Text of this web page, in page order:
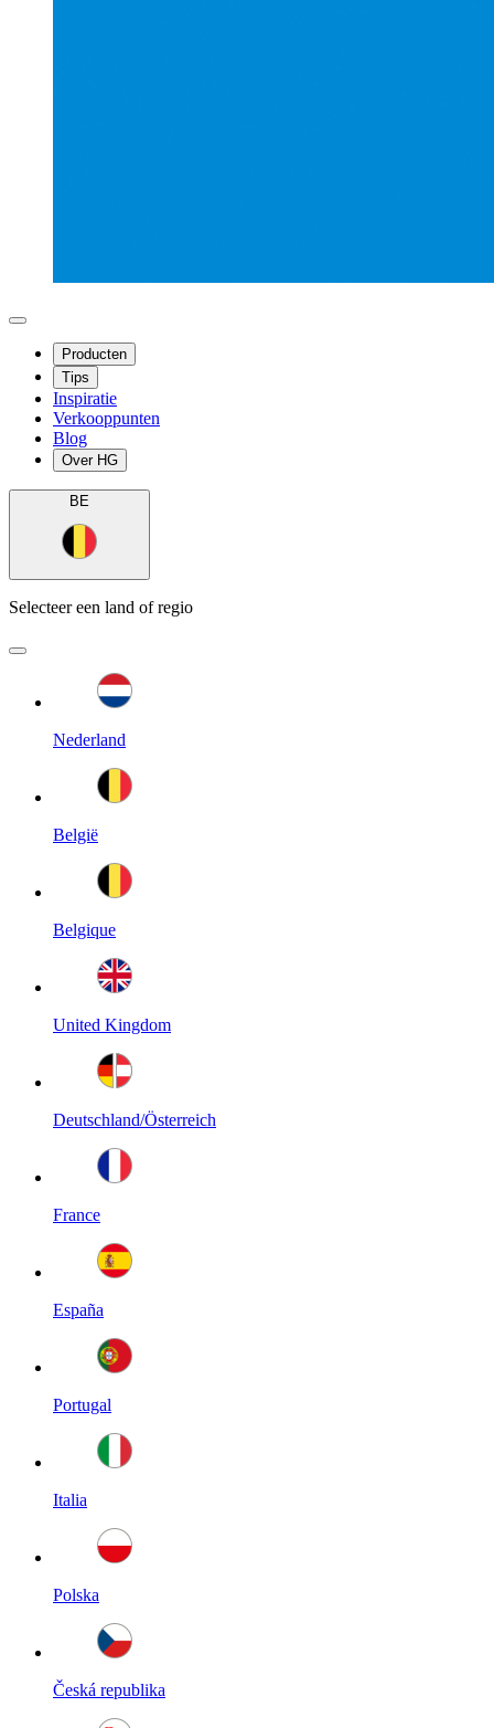
Producten
Tips
Inspiratie
Verkooppunten
Blog
Over HG
BE
Selecteer een land of regio
Nederland
België
Belgique
United Kingdom
Deutschland/Österreich
France
España
Portugal
Italia
Polska
Česká republika